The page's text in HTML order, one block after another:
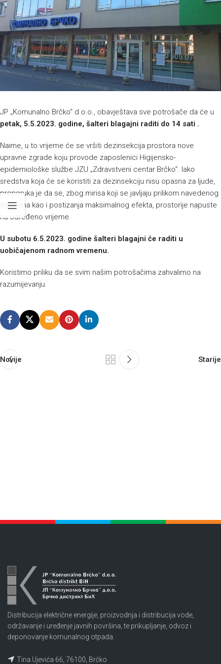
JP „Komunalno Brčko“ d.o.o., obavještava sve potrošače da će u
petak, 5.5.2023. godine, šalteri blagajni raditi do 14 sati .
Naime, u to vrijeme će se vršiti dezinsekcija prostora nove
upravne zgrade koju provode zaposlenici Higijensko-
epidemiološke službe JZU „Zdravstveni centar Brčko“. Iako
sredstva koja će se koristiti za dezinsekciju nisu opasna za ljude,
preporuka je da se, zbog mirisa koji se javljaju prilikom navedenog
tretmana kao i postizanja maksimalnog efekta, prostorije napuste
na određeno vrijeme.
U subotu 6.5.2023. godine šalteri blagajni će raditi u
uobičajenom radnom vremenu.
Koristimo priliku da se svim našim potrošačima zahvalimo na
razumijevanju.
Novije Starije
Distribucija električne energije, proizvodnja i distribucija vode,
održavanje i uređenje javnih površina, te prikupljanje, odvoz i
deponovanje komunalnog otpada.
Tina Ujevića 66, 76100, Brčko